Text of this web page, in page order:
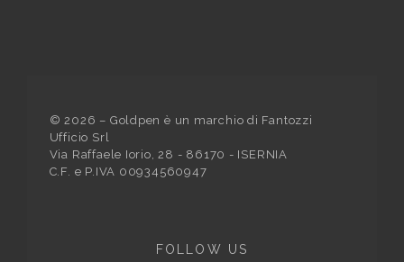
©2026 – Goldpen è un marchio di Fantozzi
Ufficio Srl
Via Raffaele Iorio, 28 - 86170 - ISERNIA
C.F. e P.IVA 00934560947
FOLLOW US